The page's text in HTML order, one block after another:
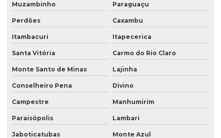
Muzambinho Paraguaçu
Perdões Caxambu
Itambacuri Itapecerica
Santa Vitória Carmo do Rio Claro
Monte Santo de Minas Lajinha
Conselheiro Pena Divino
Campestre Manhumirim
Paraisópolis Lambari
Jaboticatubas Monte Azul